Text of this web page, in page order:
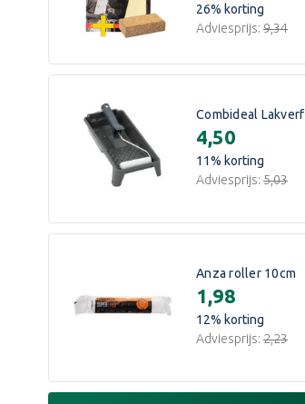
26% korting
Adviesprijs: €9,34
Combideal Lakverf
€4,50
11% korting
Adviesprijs: €5,03
Anza roller 10cm
€1,98
12% korting
Adviesprijs: €2,23